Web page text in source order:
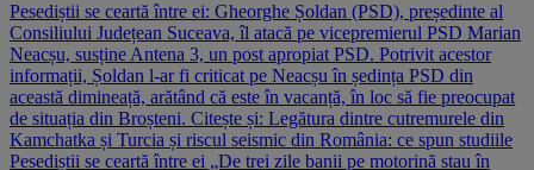
Pesediștii se ceartă între ei: Gheorghe Șoldan (PSD), președinte al
Consiliului Județean Suceava, îl atacă pe vicepremierul PSD Marian
Neacșu, susține Antena 3, un post apropiat PSD. Potrivit acestor
informații, Șoldan l-ar fi criticat pe Neacșu în ședința PSD din
această dimineață, arătând că este în vacanță, în loc să fie preocupat
de situația din Broșteni. Citește și: Legătura dintre cutremurele din
Kamchatka și Turcia și riscul seismic din România: ce spun studiile
Pesediștii se ceartă între ei „De trei zile banii pe motorină stau în